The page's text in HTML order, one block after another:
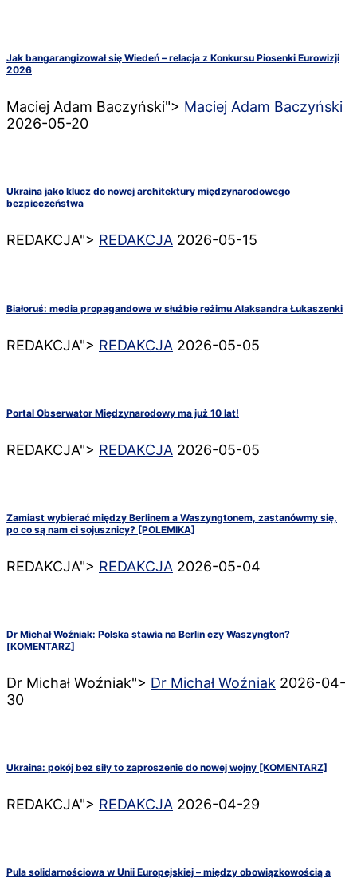
Jak bangarangizował się Wiedeń – relacja z Konkursu Piosenki Eurowizji
2026
Maciej Adam Baczyński"> Maciej Adam Baczyński
2026-05-20
Ukraina jako klucz do nowej architektury międzynarodowego
bezpieczeństwa
REDAKCJA"> REDAKCJA 2026-05-15
Białoruś: media propagandowe w służbie reżimu Alaksandra Łukaszenki
REDAKCJA"> REDAKCJA 2026-05-05
Portal Obserwator Międzynarodowy ma już 10 lat!
REDAKCJA"> REDAKCJA 2026-05-05
Zamiast wybierać między Berlinem a Waszyngtonem, zastanówmy się,
po co są nam ci sojusznicy? [POLEMIKA]
REDAKCJA"> REDAKCJA 2026-05-04
Dr Michał Woźniak: Polska stawia na Berlin czy Waszyngton?
[KOMENTARZ]
Dr Michał Woźniak"> Dr Michał Woźniak 2026-04-
30
Ukraina: pokój bez siły to zaproszenie do nowej wojny [KOMENTARZ]
REDAKCJA"> REDAKCJA 2026-04-29
Pula solidarnościowa w Unii Europejskiej – między obowiązkowością a